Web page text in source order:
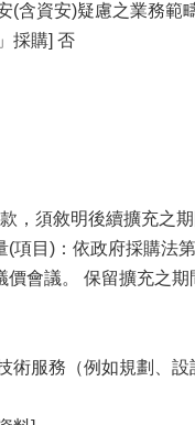
(含資安)疑慮之業務範
採購] 否
，須敘明後續擴充之
項目)：依政府採購法
會議。 保留擴充之
術服務（例如規劃、設